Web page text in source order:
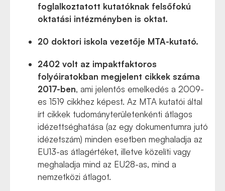
foglalkoztatott kutatóknak felsőfokú
oktatási intézményben is oktat.
20 doktori iskola vezetője MTA-kutató.
2402 volt az impaktfaktoros
folyóiratokban megjelent cikkek száma
2017-ben, ami jelentős emelkedés a 2009-
es 1519 cikkhez képest. Az MTA kutatói által
írt cikkek tudományterületenkénti átlagos
idézettséghatása (az egy dokumentumra jutó
idézetszám) minden esetben meghaladja az
EU13-as átlagértéket, illetve közelíti vagy
meghaladja mind az EU28-as, mind a
nemzetközi átlagot.